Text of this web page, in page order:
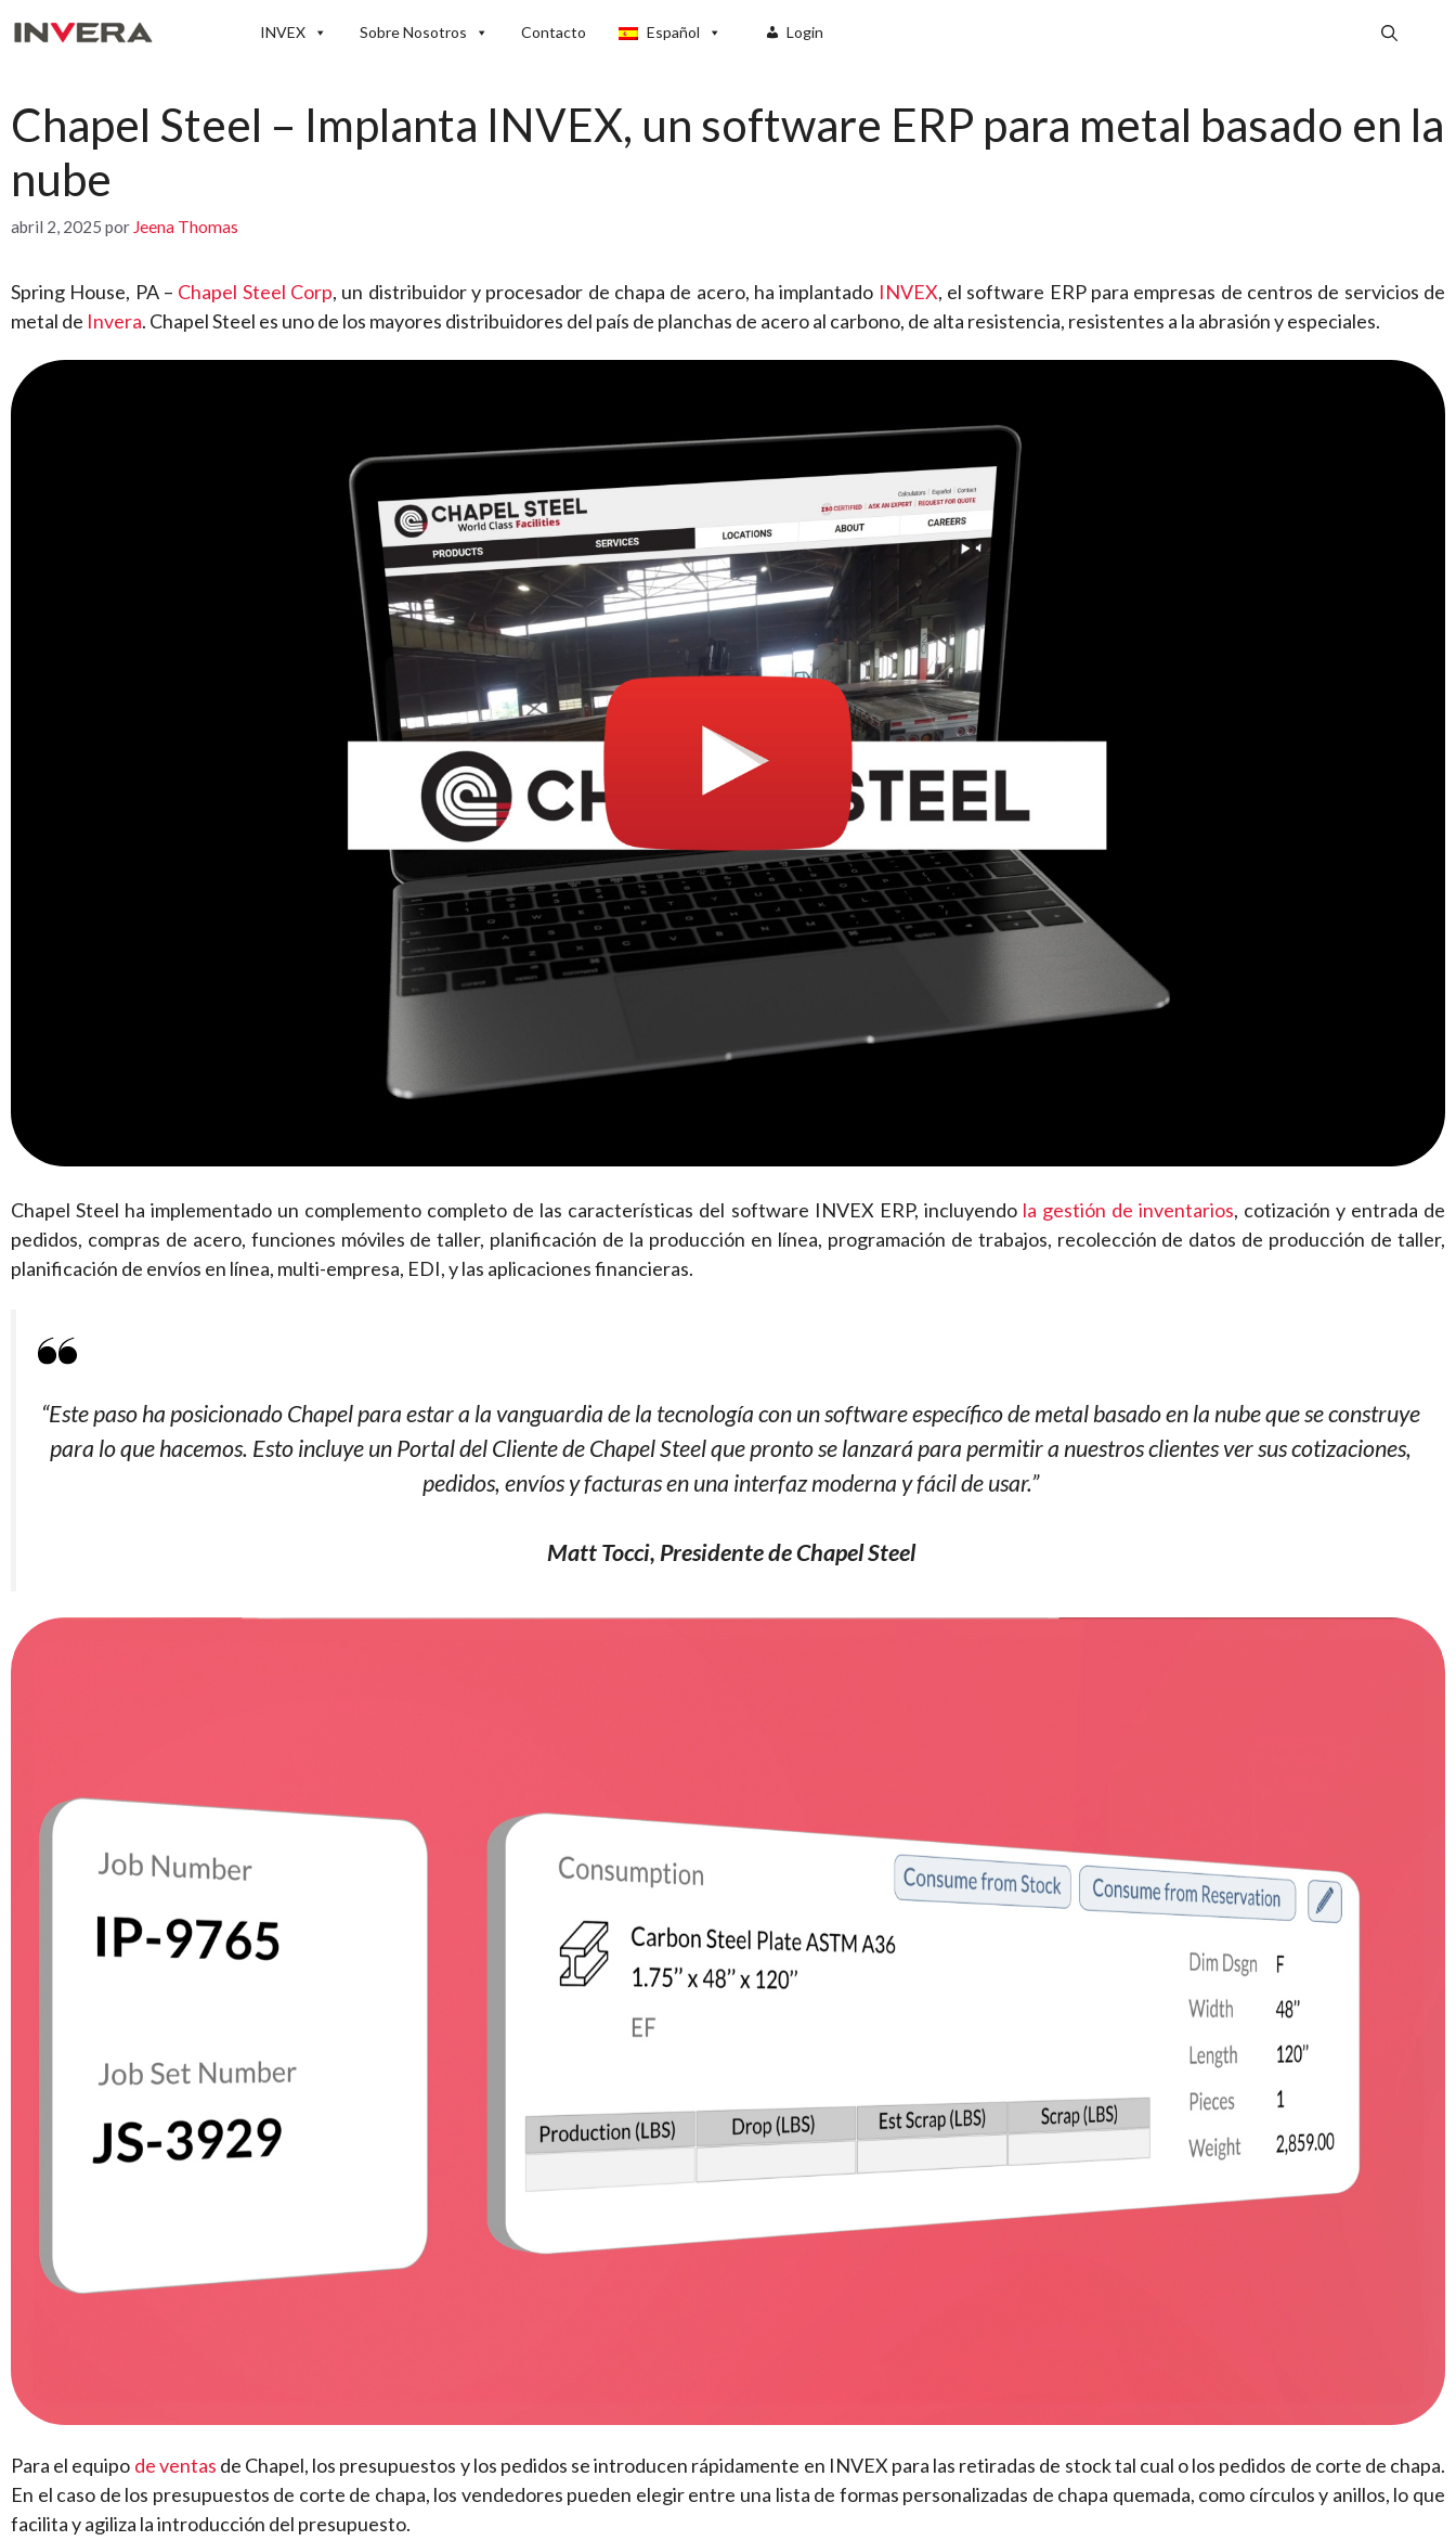
INVEX Sobre Nosotros Contacto Login
Español
Chapel Steel – Implanta INVEX, un software ERP para metal basado en la
nube
abril 2, 2025 por Jeena Thomas
Spring House, PA – Chapel Steel Corp, un distribuidor y procesador de chapa de acero, ha implantado INVEX, el software ERP para empresas de centros de servicios de
metal de Invera. Chapel Steel es uno de los mayores distribuidores del país de planchas de acero al carbono, de alta resistencia, resistentes a la abrasión y especiales.
Chapel Steel ha implementado un complemento completo de las características del software INVEX ERP, incluyendo la gestión de inventarios, cotización y entrada de
pedidos, compras de acero, funciones móviles de taller, planificación de la producción en línea, programación de trabajos, recolección de datos de producción de taller,
planificación de envíos en línea, multi-empresa, EDI, y las aplicaciones financieras.
“Este paso ha posicionado Chapel para estar a la vanguardia de la tecnología con un software específico de metal basado en la nube que se construye
para lo que hacemos. Esto incluye un Portal del Cliente de Chapel Steel que pronto se lanzará para permitir a nuestros clientes ver sus cotizaciones,
pedidos, envíos y facturas en una interfaz moderna y fácil de usar.”
Matt Tocci, Presidente de Chapel Steel
Para el equipo de ventas de Chapel, los presupuestos y los pedidos se introducen rápidamente en INVEX para las retiradas de stock tal cual o los pedidos de corte de chapa.
En el caso de los presupuestos de corte de chapa, los vendedores pueden elegir entre una lista de formas personalizadas de chapa quemada, como círculos y anillos, lo que
facilita y agiliza la introducción del presupuesto.